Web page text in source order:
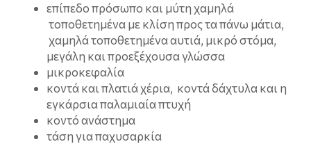
επίπεδο πρόσωπο και μύτη χαμηλά
τοποθετημένα με κλίση προς τα πάνω μάτια,
χαμηλά τοποθετημένα αυτιά, μικρό στόμα,
μεγάλη και προεξέχουσα γλώσσα
μικροκεφαλία
κοντά και πλατιά χέρια, κοντά δάχτυλα και η
εγκάρσια παλαμιαία πτυχή
κοντό ανάστημα
τάση για παχυσαρκία